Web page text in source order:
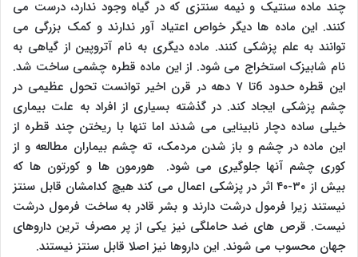
چند ماده سنتیک و نیمه سنتزی که در گیاه وجود ندارد، درست می
کنند. این ماده ها دیگر خواص اعتیاد آور ندارند و کمک بزرگی می
توانند به علم پزشکی کنند. ماده دیگری به نام آتروپین از گیاهی به
نام شابیزک استخراج می شود. از این ماده قطره چشمی ساخت شد.
این قطره حدود 6تا ۷ دهه در قرن اخیر توانست تحول عظیمی در
چشم پزشکی ایجاد کند. در گذشته بسیاری از افراد به علت بیماری
خیلی ساده دچار نابینایی می شدند اما تنها با ریختن چند قطره از
این ماده در چشم و باز شدن مردمک، ته چشم بیماران مطالعه و از
کوری چشم آنها جلوگیری می شود. هورمون ها و کورتون ها که
بیش از ۳۰-۴۰ اثر در پزشکی اعمال می کند هیچ کدامشان قابل سنتز
نیستند زیرا فرمول درشت دارند و بشر قادر به ساخت فرمول درشت
نیست. قرص های ضد حاملگی نیز یکی از پر مصرف ترین داروهای
جهان محسوب می شوند. این داروها نیز اصلا قابل سنتز نیستند.